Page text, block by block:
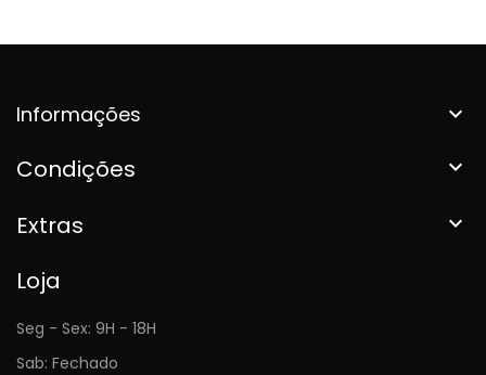
Informações 
Condições 
Extras 
Loja
Seg - Sex: 9H - 18H
Sab: Fechado